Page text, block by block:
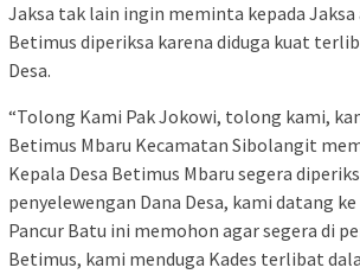
Jaksa tak lain ingin meminta kepada Jaksa
Betimus diperiksa karena diduga kuat
Desa.
“Tolong Kami Pak Jokowi, tolong kami,
Betimus Mbaru Kecamatan Sibolangit
Kepala Desa Betimus Mbaru segera
penyelewengan Dana Desa, kami datang
Pancur Batu ini memohon agar segera di
Betimus, kami menduga Kades terlibat